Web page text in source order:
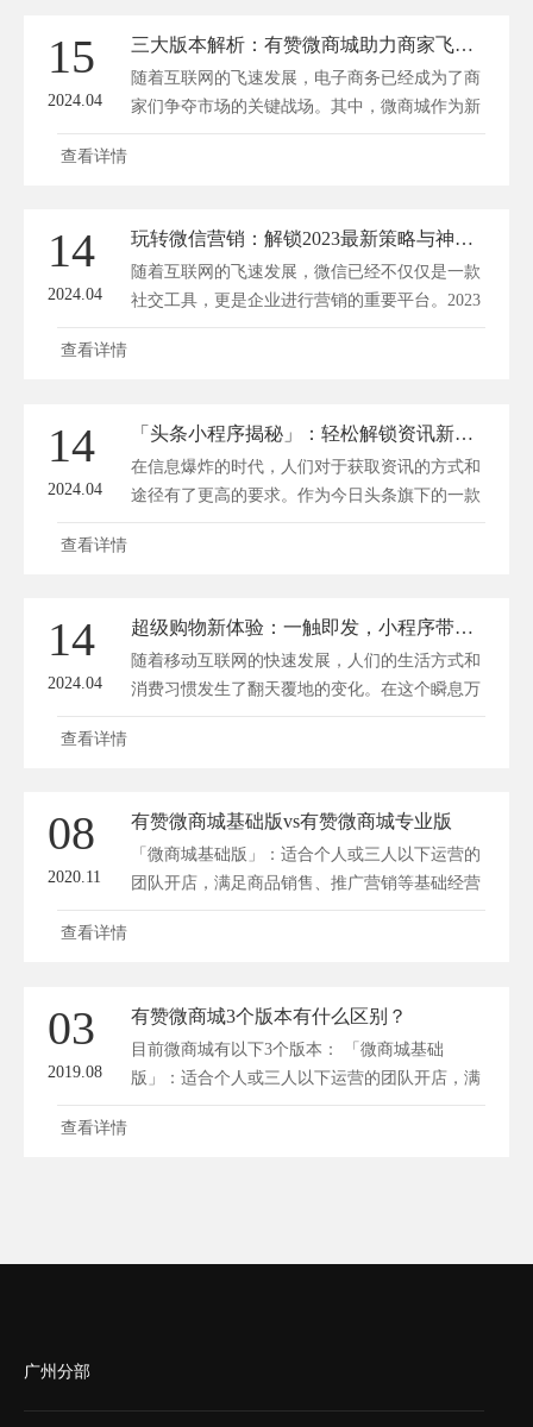
大电商从业者提供了一套完善的流量变现解决方
案。 一、打造个性化...
15
2024.04
三大版本解析：有赞微商城助力商家飞跃，基础、专业、旗舰版哪家强？
随着互联网的飞速发展，电子商务已经成为了商
家们争夺市场的关键战场。其中，微商城作为新
兴的电商模式，凭借其便捷性和高效性受到了越
方维商城小程序开发将对这三大版本进行详细解
析，帮助商家找到最适...
查看详情
14
2024.04
玩转微信营销：解锁2023最新策略与神秘技巧！
随着互联网的飞速发展，微信已经不仅仅是一款
社交工具，更是企业进行营销的重要平台。2023
年已经到来，微信营销也呈现出新的趋势和特
势 1. 社交电商崛起 近年来，社交电商在微信平
台上迅速崛起，...
查看详情
14
2024.04
「头条小程序揭秘」：轻松解锁资讯新姿势，流量红利等你拿！
在信息爆炸的时代，人们对于获取资讯的方式和
途径有了更高的要求。作为今日头条旗下的一款
创新产品，头条小程序以其独特的优势，为广大
条小程序的魅力所在。 一、头条小程序：资讯
获取新体验 1. ...
查看详情
14
2024.04
超级购物新体验：一触即发，小程序带你畅游超市新纪元
随着移动互联网的快速发展，人们的生活方式和
消费习惯发生了翻天覆地的变化。在这个瞬息万
变的时代，超市行业也迎来了全新的变革。一款
市新纪元。 一、一站式购物体验 超市小程序将
线下超市的商...
查看详情
08
2020.11
有赞微商城基础版vs有赞微商城专业版
「微商城基础版」：适合个人或三人以下运营的
团队开店，满足商品销售、推广营销等基础经营
需求，包含原有基础版功能、多人拼团、微信小
广获客、成交转化、客户留存、复购增购、分享
裂变等核心经营需求，包含...
查看详情
03
2019.08
有赞微商城3个版本有什么区别？
目前微商城有以下3个版本： 「微商城基础
版」：适合个人或三人以下运营的团队开店，满
足商品销售、推广营销等基础经营需求，包含原
查看详情
广州分部